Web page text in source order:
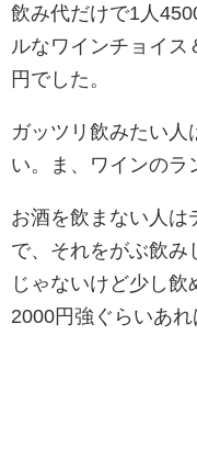
飲み代だけで1人
ルなワインチョイス
円でした。
ガッツリ飲みたい人
い。ま、ワインのラ
お酒を飲まない人は
で、それをがぶ飲み
じゃないけど少し
2000円強ぐらいあれ